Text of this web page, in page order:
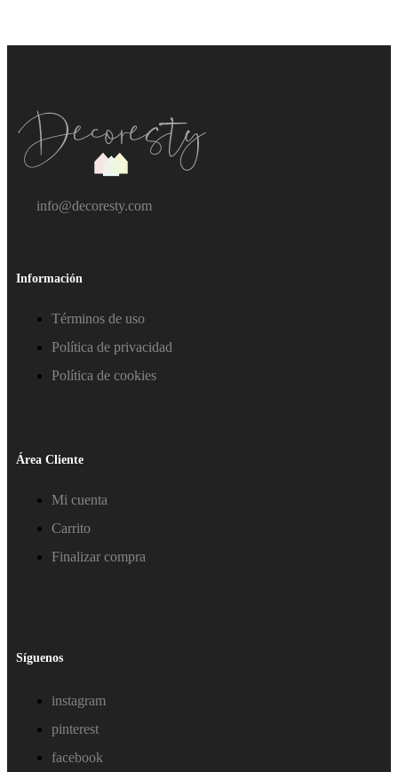
info@decoresty.com
Información
Términos de uso
Política de privacidad
Política de cookies
Área Cliente
Mi cuenta
Carrito
Finalizar compra
Síguenos
instagram
pinterest
facebook